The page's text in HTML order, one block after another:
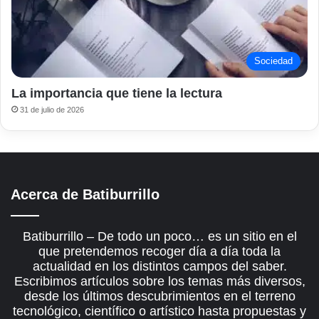
Sociedad
La importancia que tiene la lectura
31 de julio de 2026
Acerca de Batiburrillo
Batiburrillo – De todo un poco… es un sitio en el
que pretendemos recoger día a día toda la
actualidad en los distintos campos del saber.
Escribimos artículos sobre los temas más diversos,
desde los últimos descubrimientos en el terreno
tecnológico, científico o artístico hasta propuestas y